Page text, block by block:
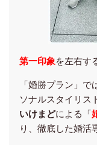
第一印象を左右す
「婚勝プラン」
ソナルスタイリス
いけまどによる「
り、徹底した婚活